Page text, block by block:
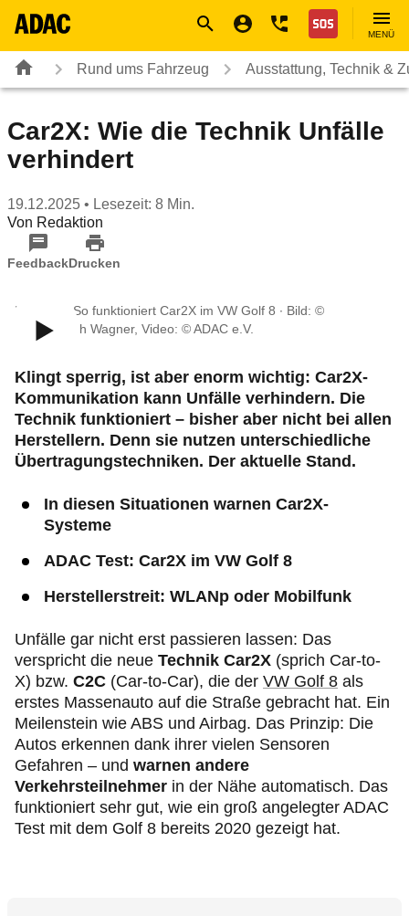
Nothilfe
MENÜ
Rund ums Fahrzeug Ausstattung, Technik &
Car2X: Wie die Technik Unfälle
verhindert
19.12.2025 • Lesezeit: 8 Min.
Von Redaktion
FeedbackDrucken
Im Video: So funktioniert Car2X im VW Golf 8 ∙ Bild: ©
ADAC/Ralph Wagner, Video: © ADAC e.V.
Klingt sperrig, ist aber enorm wichtig: Car2X-
Kommunikation kann Unfälle verhindern. Die
Technik funktioniert – bisher aber nicht bei allen
Herstellern. Denn sie nutzen unterschiedliche
Übertragungstechniken. Der aktuelle Stand.
In diesen Situationen warnen Car2X-
Systeme
ADAC Test: Car2X im VW Golf 8
Herstellerstreit: WLANp oder Mobilfunk
Unfälle gar nicht erst passieren lassen: Das
verspricht die neue Technik Car2X (sprich Car-to-
X) bzw. C2C (Car-to-Car), die der VW Golf 8 als
erstes Massenauto auf die Straße gebracht hat. Ein
Meilenstein wie ABS und Airbag. Das Prinzip: Die
Autos erkennen dank ihrer vielen Sensoren
Gefahren – und warnen andere
Verkehrsteilnehmer in der Nähe automatisch. Das
funktioniert sehr gut, wie ein groß angelegter ADAC
Test mit dem Golf 8 bereits 2020 gezeigt hat.